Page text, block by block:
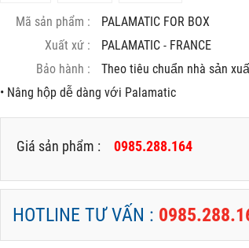
Mã sản phẩm :
PALAMATIC FOR BOX
Xuất xứ :
PALAMATIC - FRANCE
Bảo hành :
Theo tiêu chuẩn nhà sản
• Nâng hộp dễ dàng với Palamatic
Giá sản phẩm : 0985.288.164
HOTLINE TƯ VẤN :